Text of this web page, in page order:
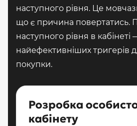
наступного рівня. Це
що є причина повертатись.
наступного рівня в кабінеті
найефективніших тригерів
покупки.
Розробка
кабінету